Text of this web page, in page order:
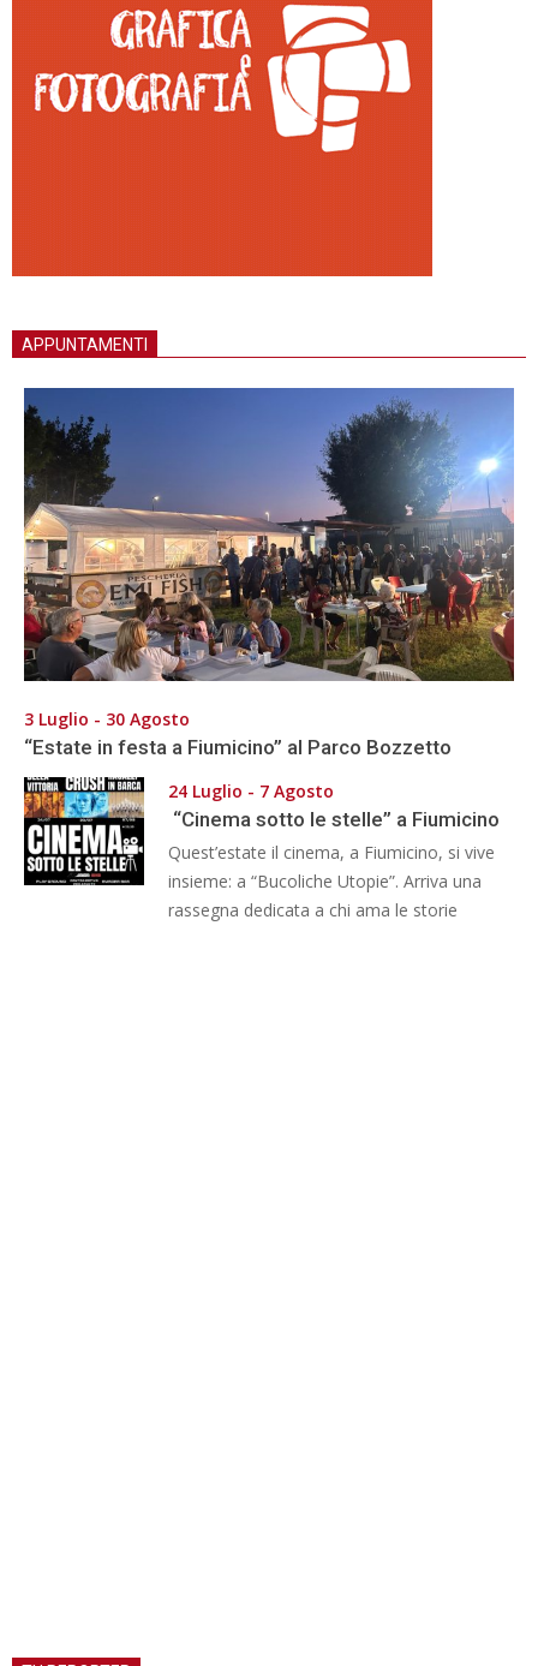
APPUNTAMENTI
3 Luglio - 30 Agosto
“Estate in festa a Fiumicino” al Parco Bozzetto
24 Luglio - 7 Agosto
“Cinema sotto le stelle” a Fiumicino
Quest’estate il cinema, a Fiumicino, si vive
insieme: a “Bucoliche Utopie”. Arriva una
rassegna dedicata a chi ama le storie